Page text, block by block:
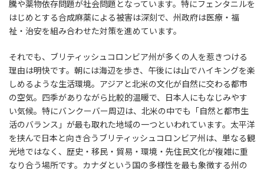
騰や薬物依存問題が社会問題となっています。特にフェンタニルを
はじめとする合成麻薬による被害は深刻で、州政府は医療・福
祉・治安を組み合わせた対策を進めています。
それでも、ブリティッシュコロンビア州が多くの人を惹きつける
理由は明快です。朝には海辺を歩き、午後には山でハイキングを楽
しめるような生活環境。アジアと北米の文化が自然に交わる都市
の空気。四季がありながら比較的温暖で、日本人にもなじみやす
い気候。特にバンクーバー周辺は、北米の中でも「自然と都市生
活のバランス」が最も取れた地域の一つといわれています。太平洋
を挟んで日本と向き合うブリティッシュコロンビア州は、単なる観
光地ではなく、歴史・移民・貿易・環境・先住民文化が複雑に重
なり合う場所です。カナダという国の多様性を最も象徴する州の